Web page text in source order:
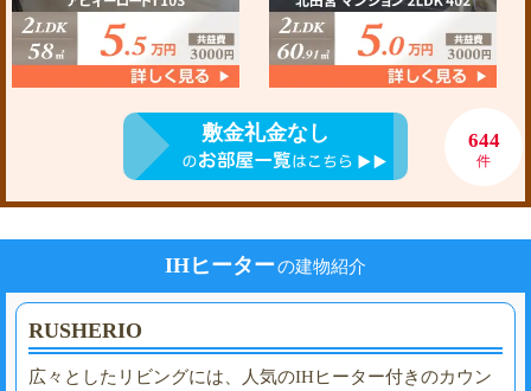
敷金礼金なし 644
件
IHヒーターの建物紹介
RUSHERIO
広々としたリビングには、人気のIHヒーター付きのカウン